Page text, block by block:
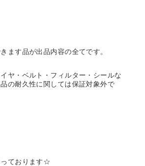
ます品が出品内容の全てです。
ヤ・ベルト・フィルター・シールな
の耐久性に関しては保証対象外で
ております☆